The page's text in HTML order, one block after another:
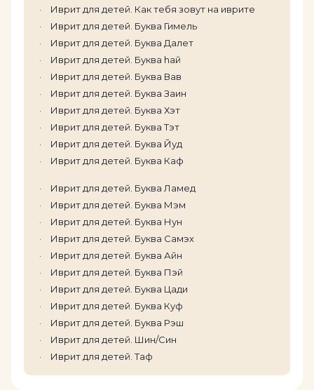
Иврит для детей. Как тебя зовут на иврите
Иврит для детей. Буква Гимель
Иврит для детей. Буква Далет
Иврит для детей. Буква hай
Иврит для детей. Буква Вав
Иврит для детей. Буква Заин
Иврит для детей. Буква Хэт
Иврит для детей. Буква Тэт
Иврит для детей. Буква Йуд
Иврит для детей. Буква Каф
Иврит для детей. Буква Ламед
Иврит для детей. Буква Мэм
Иврит для детей. Буква Нун
Иврит для детей. Буква Самэх
Иврит для детей. Буква Айн
Иврит для детей. Буква Пэй
Иврит для детей. Буква Цади
Иврит для детей. Буква Куф
Иврит для детей. Буква Рэш
Иврит для детей. Шин/Син
Иврит для детей. Таф